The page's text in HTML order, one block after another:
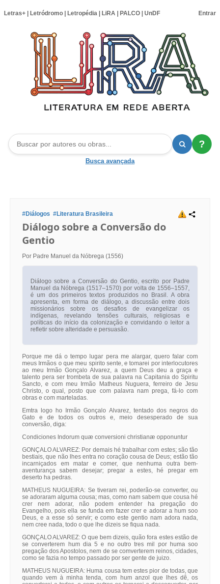
Letras+ Letródromo Letropédia LiRA PALCO UnDF Entrar
?
Busca avançada
#Diálogos #Literatura Brasileira
Diálogo sobre a Conversão do
Gentio
Por Padre Manuel da Nóbrega (1556)
Diálogo sobre a Conversão do Gentio, escrito por Padre
Manuel da Nóbrega (1517–1570) por volta de 1556–1557,
é um dos primeiros textos produzidos no Brasil. A obra
apresenta, em forma de diálogo, a discussão entre dois
missionários sobre os desafios de evangelizar os
indígenas, revelando tensões culturais, religiosas e
políticas do início da colonização e convidando o leitor a
refletir sobre alteridade e persuasão.
Porque me dá o tempo lugar pera me alargar, quero falar com
meus Irmãos o que meu spirito sente, e tomarei por interlocutores
ao meu Irmão Gonçalo Alvarez, a quem Deus deu a graça e
talento pera ser trombeta de sua palavra na Capitania do Spiritu
Sancto, e com meu Irmão Matheus Nuguera, ferreiro de Jesu
Christo, o qual, posto que com palavra nam prega, fá-lo com
obras e com marteladas.
Emtra logo ho Irmão Gonçalo Alvarez, tentado dos negros do
Gato e de todos os outros e, meio desesperado de sua
conversão, diga:
Condiciones Indorum quæ conversioni christianæ opponuntur
GONÇALO ALVAREZ: Por demais hé trabalhar com estes; são tão
bestiais, que não lhes entra no coração cousa de Deus; estão tão
incarniçados em matar e comer, que nenhuma outra bem-
aventurança sabem desejar; pregar a estes, hé pregar em
deserto ha pedras.
MATHEUS NUGUEIRA: Se tiveram rei, poderão-se converter, ou
se adoraram alguma cousa; mas, como nam sabem que cousa hé
crer nem adorar, não podem entender ha pregação do
Evangelho, pois ella se funda em fazer crer e adorar a hum soo
Deus, e a esse só servir; e como este gentio nam adora nada,
nem cree nada, todo o que lhe dizeis se fiqua nada.
GONÇALO ALVAREZ: O que bem dizeis, quão fora estes estão de
se converterem hum dia 5 e no outro tres mil por huma soo
pregação dos Apostolos, nem de se comverterem reinos, cidades,
como se fazia no tempo passado por ser gente de juizo.
MATHEUS NUGUEIRA: Huma cousa tem estes pior de todas, que
quando vem à minha tenda, com hum anzol que lhes dê, os